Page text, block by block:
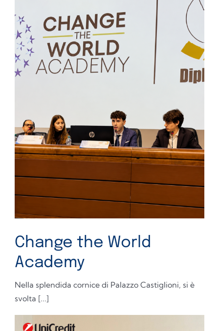
Change the World
Academy
Nella splendida cornice di Palazzo Castiglioni, si è
svolta [...]